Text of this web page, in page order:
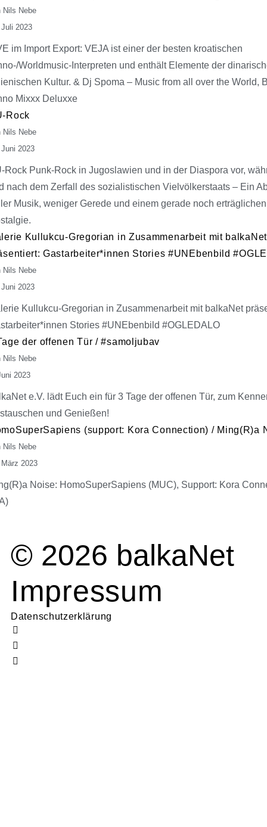
Nils Nebe
2023
im Import Export: VEJA ist einer der besten kroatischen
Worldmusic-Interpreten und enthält Elemente der
Kultur. & Dj Spoma – Music from all over the World,
Mixxx Deluxxe
Rock
Nils Nebe
2023
Rock Punk-Rock in Jugoslawien und in der Diaspora vor,
nach dem Zerfall des sozialistischen Vielvölkerstaats – Ein
Musik, weniger Gerede und einem gerade noch
Kullukcu-Gregorian in Zusammenarbeit mit balkaNet
Gastarbeiter*innen Stories #UNEbenbild
Nils Nebe
2023
Kullukcu-Gregorian in Zusammenarbeit mit balkaNet
Stories #UNEbenbild #OGLEDALO
der offenen Tür / #samoljubav
Nils Nebe
2023
e.V. lädt Euch ein für 3 Tage der offenen Tür, zum
und Genießen!
(support: Kora Connection) / Ming(R)a
Nils Nebe
2023
Noise: HomoSuperSapiens (MUC), Support: Kora
© 2026 balkaNet
Impressum
Datenschutzerklärung